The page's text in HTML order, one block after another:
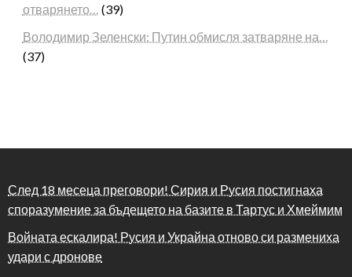
отварянето… (39)
Володимир Зеленски: Путин обмисля затваряне на…
(37)
След 18 месеца преговори! Сирия и Русия постигнаха
споразумение за бъдещето на базите в Тартус и Хмеймим
Войната ескалира! Русия и Украйна отново си размениха
удари с дронове